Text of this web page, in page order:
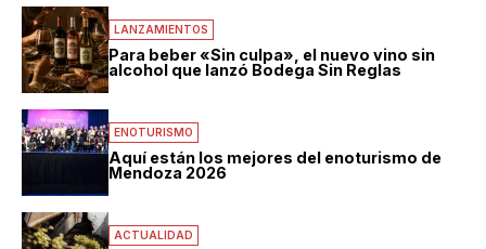
LANZAMIENTOS
Para beber «Sin culpa», el nuevo vino sin
alcohol que lanzó Bodega Sin Reglas
ENOTURISMO
Aquí están los mejores del enoturismo de
Mendoza 2026
ACTUALIDAD